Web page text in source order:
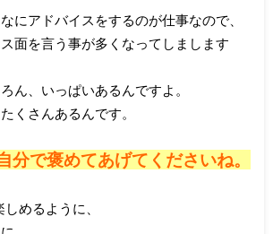
にアドバイスをするのが仕事なので、
面を言う事が多くなってしまします
ん、いっぱいあるんですよ。
くさんあるんです。
分で褒めてあげてくださいね。
めるように、